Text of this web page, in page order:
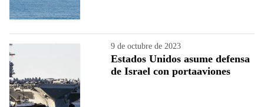
9 de octubre de 2023
Estados Unidos asume defensa
de Israel con portaaviones